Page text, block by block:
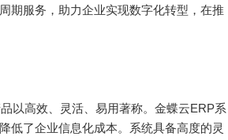
期服务，助力企业实现数字化转型，在推
高效、灵活、易用著称。金蝶云ERP系
低了企业信息化成本。系统具备高度的灵